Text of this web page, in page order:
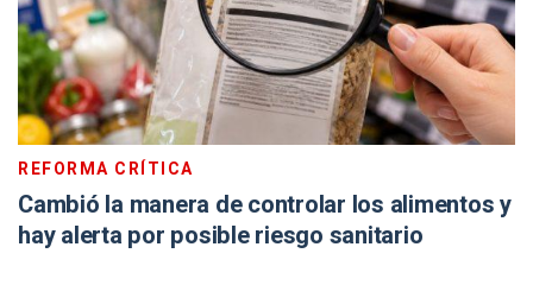
REFORMA CRÍTICA
Cambió la manera de controlar los alimentos y
hay alerta por posible riesgo sanitario